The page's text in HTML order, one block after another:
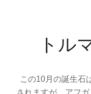
トル
この10月の誕生石
されますが、アフ